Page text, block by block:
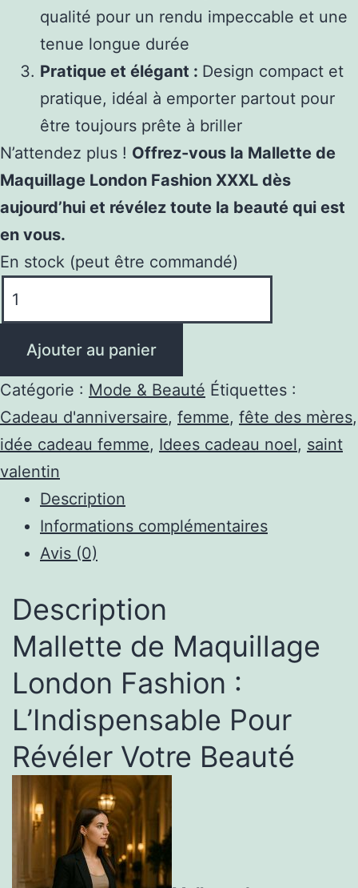
qualité pour un rendu impeccable et une
tenue longue durée
Pratique et élégant : Design compact et
pratique, idéal à emporter partout pour
être toujours prête à briller
N’attendez plus ! Offrez-vous la Mallette de
Maquillage London Fashion XXXL dès
aujourd’hui et révélez toute la beauté qui est
en vous.
En stock (peut être commandé)
de
Maquillage
Fashion
Complète
Indispensable
Ajouter au panier
Catégorie : Mode & Beauté Étiquettes :
Cadeau d'anniversaire, femme, fête des mères,
idée cadeau femme, Idees cadeau noel, saint
valentin
Description
Informations complémentaires
Avis (0)
Description
Mallette de Maquillage
London Fashion :
L’Indispensable Pour
Révéler Votre Beauté